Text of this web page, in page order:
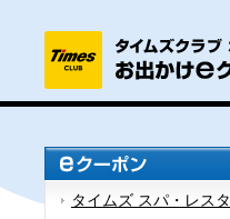
タイムズ スパ・レスタ